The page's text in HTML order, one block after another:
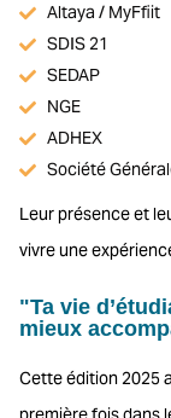
Altaya / MyFfiit
SDIS 21
SEDAP
NGE
ADHEX
Société
Leur présence et
vivre une
"Ta vie
mieux
Cette édition 2025